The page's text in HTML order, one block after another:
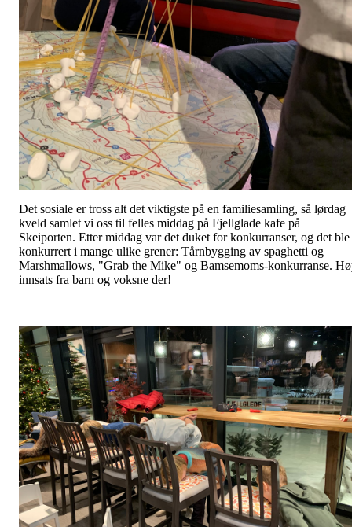
Det sosiale er tross alt det viktigste på en familiesamling, så lørdag
kveld samlet vi oss til felles middag på Fjellglade kafe på
Skeiporten. Etter middag var det duket for konkurranser, og det ble
konkurrert i mange ulike grener: Tårnbygging av spaghetti og
Marshmallows, "Grab the Mike" og Bamsemoms-konkurranse.
innsats fra barn og voksne der!